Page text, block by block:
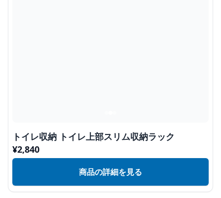
トイレ収納 トイレ上部スリム収納ラック
¥2,840
商品の詳細を見る